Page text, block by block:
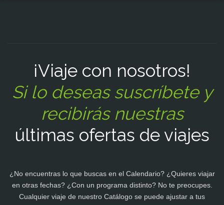
¡Viaje con nosotros!
Si lo deseas suscríbete y
recibirás nuestras
últimas ofertas de viajes
¿No encuentras lo que buscas en el Calendario? ¿Quieres viajar
en otras fechas? ¿Con un programa distinto? No te preocupes.
Cualquier viaje de nuestro Catálogo se puede ajustar a tus